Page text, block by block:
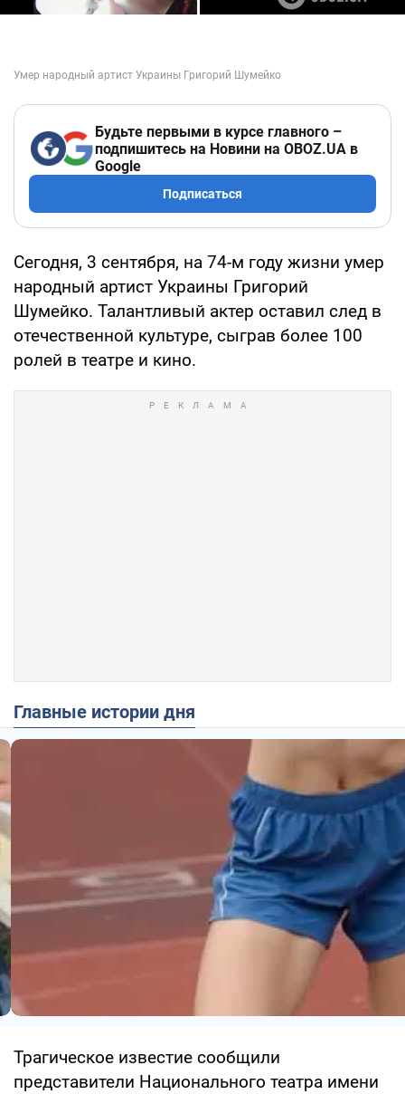
Будьте первыми в курсе главного –
подпишитесь на Новини на OBOZ.UA в
Google
Подписаться
Сегодня, 3 сентября, на 74-м году жизни умер
народный артист Украины Григорий
Шумейко. Талантливый актер оставил след в
отечественной культуре, сыграв более 100
ролей в театре и кино.
Главные истории дня
Трагическое известие сообщили
представители Национального театра имени